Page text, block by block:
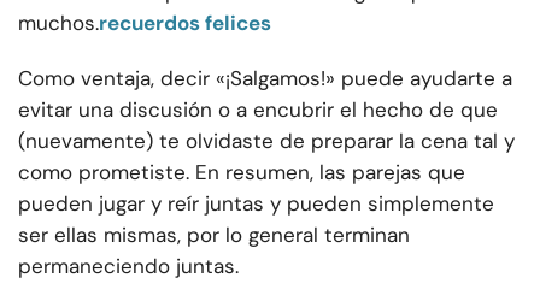
muchos.recuerdos felices
Como ventaja, decir «¡Salgamos!» puede ayudarte a
evitar una discusión o a encubrir el hecho de que
(nuevamente) te olvidaste de preparar la cena tal y
como prometiste. En resumen, las parejas que
pueden jugar y reír juntas y pueden simplemente
ser ellas mismas, por lo general terminan
permaneciendo juntas.